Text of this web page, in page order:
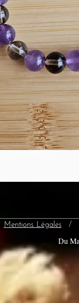
Du
Mentions Légales /